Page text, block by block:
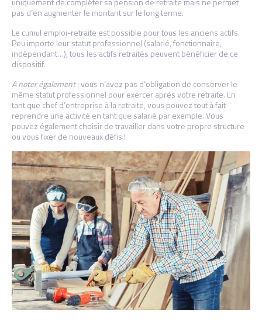
pas d’en augmenter le montant sur le long terme.
Le cumul emploi-retraite est possible pour tous les anciens actifs.
Peu importe leur statut professionnel (salarié, fonctionnaire,
indépendant…), tous les actifs retraités peuvent bénéficier de ce
dispositif.
A noter également :vous n’avez pas d’obligation de conserver le
même statut professionnel pour exercer après votre retraite. En
tant que chef d’entreprise à la retraite, vous pouvez tout à fait
reprendre une activité en tant que salarié par exemple. Vous
pouvez également choisir de travailler dans votre propre structure
ou vous fixer de nouveaux défis !